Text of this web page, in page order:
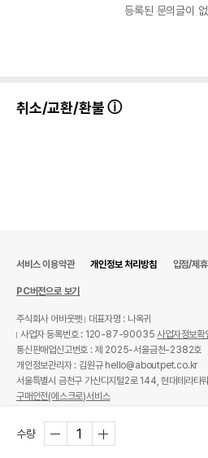
등록된 문의글이
취소/교환/환불
수량
서비스 이용약관 개인정보 처리방침 입점/제
PC버전으로 보기
주식회사 어바웃펫
대표자명 : 나옥귀
사업자 등록번호 : 120-87-90035사업자정보확
통신판매업신고번호 : 제 2025-서울금천-2382호
개인정보관리자 : 김원규 hello@aboutpet.co.kr
서울특별시 금천구 가산디지털2로 144, 현대테라
구매안전(에스크로)서비스